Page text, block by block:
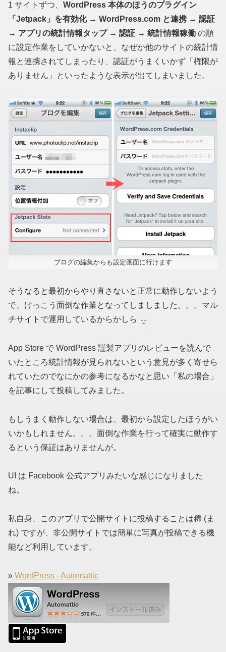
1 サイトずつ、 WordPress 本体のほうのプラグイン
「Jetpack」を有効化 → WordPress.com と連携 → 認証
→ アプリの統計情報タップ → 認証 → 統計情報稼働 の順
に設定作業をしていかないと、なぜか他のサイトの統計情
報と連携されてしまったり、認証がうまくいかず「権限が
ありません」といったような表示が出てしまいました。
ブログの編集からも設定画面に行けます
そうなると最初からやり直さないと正常に動作しないよう
で、けっこう面倒な作業となってしましました。。。マル
チサイトで運用しているからかしら
App Store で WordPress 謹製アプリのレビューを読んで
いたところ統計情報が見られないという意見が多く寄せら
れていたのでなにかの参考になるかなと思い「私の場合」
を記事にして投稿してみました。
もしうまく動作しない場合は、最初から設定したほうがい
いかもしれません。。。面倒な作業を行って確実に動作す
るという保証はありませんが。
UI は Facebook 公式アプリみたいな感じになりました
ね。
私自身、このアプリで公開サイトに投稿することは稀 (ま
れ) ですが、非公開サイトでは簡単に写真が投稿できる機
能など利用しています。
» WordPress - Automattic